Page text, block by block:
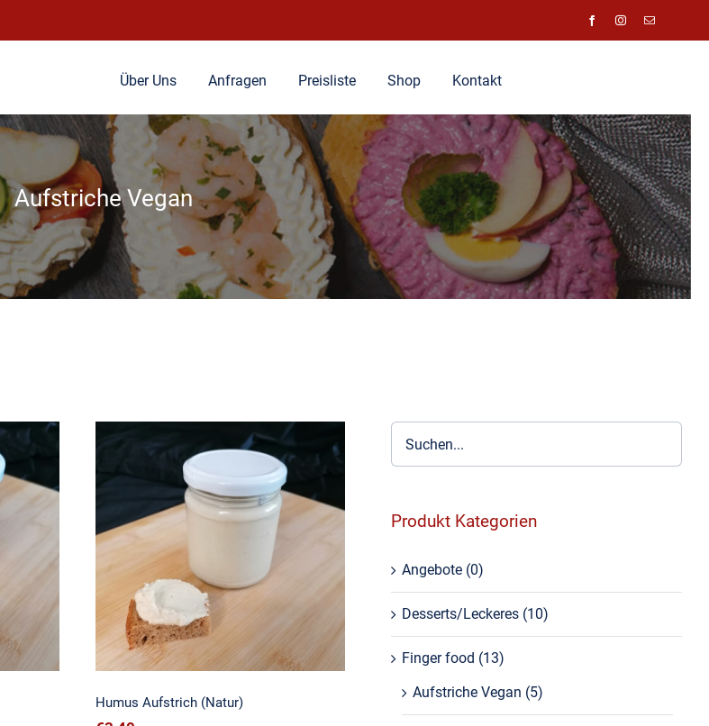
Über Uns Anfragen Preisliste Shop Kontakt
Aufstriche Vegan
Humus Aufstrich (Natur)
Humus Aufstrich (Natur)
Produkt Kategorien
Angebote (0)
Desserts/Leckeres (10)
Finger food (13)
Aufstriche Vegan (5)